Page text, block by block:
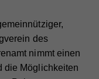
des
nimmt einen
die Möglichkeiten